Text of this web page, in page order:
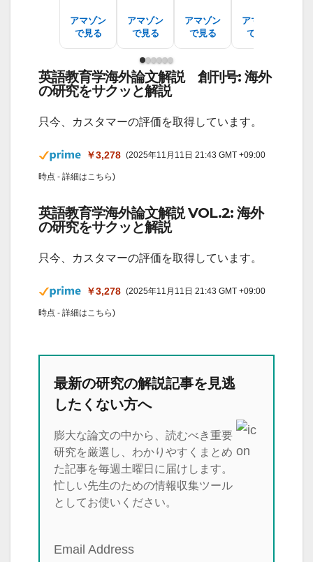
アマゾン
で見る
アマゾン
で見る
アマゾン
で見る
アマゾン
で見る
英語教育学海外論文解説 創刊号: 海外
の研究をサクッと解説
只今、カスタマーの評価を取得しています。
￥3,278 (2025年11月11日 21:43 GMT +09:00
時点 - 詳細はこちら)
英語教育学海外論文解説 VOL.2: 海外
の研究をサクッと解説
只今、カスタマーの評価を取得しています。
￥3,278 (2025年11月11日 21:43 GMT +09:00
時点 - 詳細はこちら)
最新の研究の解説記事を見逃
したくない方へ
膨大な論文の中から、読むべき重要
研究を厳選し、わかりやすくまとめ
た記事を毎週土曜日に届けします。
忙しい先生のための情報収集ツール
としてお使いください。
Email Address